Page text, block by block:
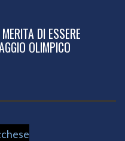
DI ESSERE
OLIMPICO